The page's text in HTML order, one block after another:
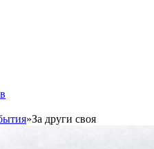
»За други своя